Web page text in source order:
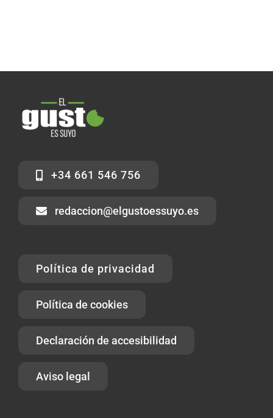
+34 661 546 756
redaccion@elgustoessuyo.es
Política de privacidad
Política de cookies
Declaración de accesibilidad
Aviso legal